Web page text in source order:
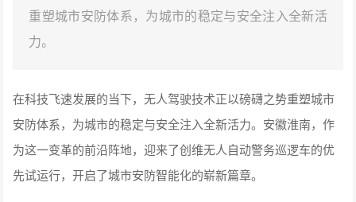
重塑城市安防体系，为城市的稳定与安全注入全新活
力。
在科技飞速发展的当下，无人驾驶技术正以磅礴之势重塑城市
安防体系，为城市的稳定与安全注入全新活力。安徽淮南，作
为这一变革的前沿阵地，迎来了创维无人自动警务巡逻车的优
先试运行，开启了城市安防智能化的崭新篇章。